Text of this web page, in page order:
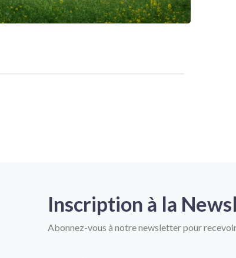
Inscription à la
Abonnez-vous à notre newsletter pour